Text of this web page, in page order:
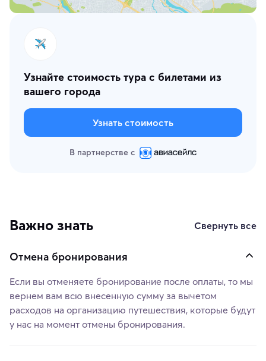
Узнайте стоимость тура с билетами из
вашего города
Узнать стоимость
В партнерстве с
Важно знать Свернуть все
Отмена бронирования
Если вы отменяете бронирование после оплаты, то мы
вернем вам всю внесенную сумму за вычетом
расходов на организацию путешествия, которые будут
у нас на момент отмены бронирования.